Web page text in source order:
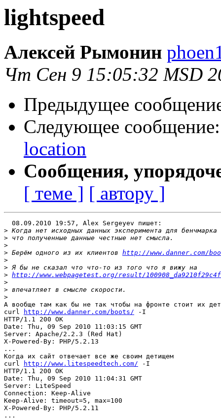
lightspeed
Алексей Рымонин
Чт Сен 9 15:05:32 MSD
Предыдущее
Следующее
location
Сообщения,
[ теме ] [ автору ]
  08.09.2010 19:57, Alex Sergeyev пишет:
>
>
>
> Берём одного из их клиентов http://www.danner.com/
>
>
> http://www.webpagetest.org/result/
>
>
>
А вообще там как бы не так чтобы на фронте стоит их
curl
http://www.danner.com/boots/ -I
HTTP/1.1 200 OK
Date: Thu, 09 Sep 2010 11:03:15 GMT
Server: Apache/2.2.3 (Red Hat)
X-Powered-By: PHP/5.2.13
...
Когда их сайт отвечает все же своим детищем
curl
http://www.litespeedtech.com/ -I
HTTP/1.1 200 OK
Date: Thu, 09 Sep 2010 11:04:31 GMT
Server: LiteSpeed
Connection: Keep-Alive
Keep-Alive: timeout=5, max=100
X-Powered-By: PHP/5.2.11
...